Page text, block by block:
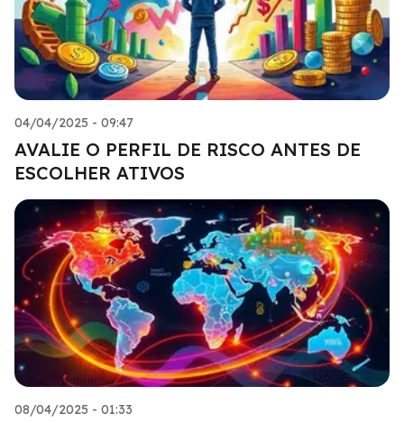
04/04/2025 - 09:47
AVALIE O PERFIL DE RISCO ANTES DE
ESCOLHER ATIVOS
08/04/2025 - 01:33